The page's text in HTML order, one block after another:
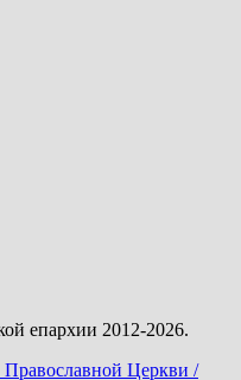
епархии 2012-2026.